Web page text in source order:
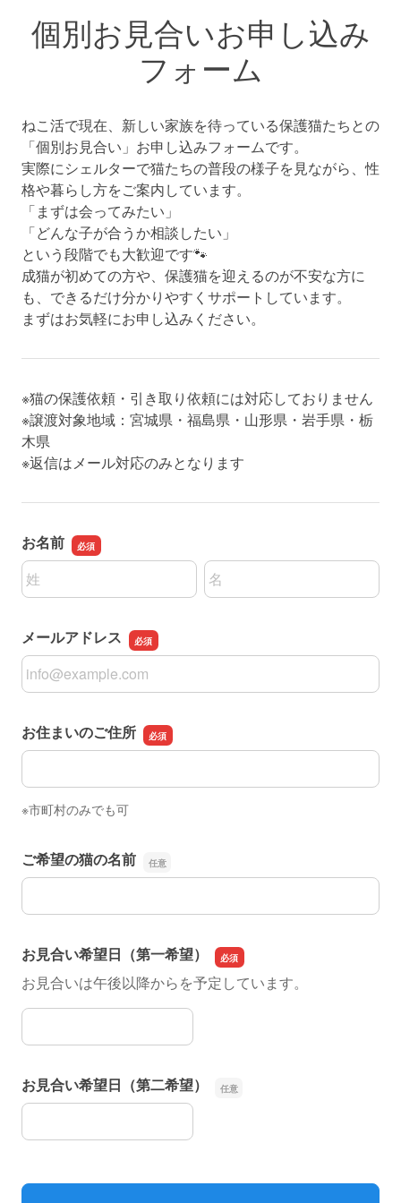
個別お見合いお申し込み
フォーム
ねこ活で現在、新しい家族を待っている保護猫たちとの
「個別お見合い」お申し込みフォームです。
実際にシェルターで猫たちの普段の様子を見ながら、性
格や暮らし方をご案内しています。
「まずは会ってみたい」
「どんな子が合うか相談したい」
という段階でも大歓迎です🐾
成猫が初めての方や、保護猫を迎えるのが不安な方に
も、できるだけ分かりやすくサポートしています。
まずはお気軽にお申し込みください。
※猫の保護依頼・引き取り依頼には対応しておりません
※譲渡対象地域：宮城県・福島県・山形県・岩手県・栃
木県
※返信はメール対応のみとなります
お名前
名前の姓
名前の名
メールアドレス
メールアドレス
お住まいのご住所
お住まいのご住所
※市町村のみでも可
ご希望の猫の名前
ご希望の猫の名前
お見合い希望日（第一希望）
お見合いは午後以降からを予定しています。
お見合い希望日（第一希望）
お見合い希望日（第二希望）
お見合い希望日（第二希望）